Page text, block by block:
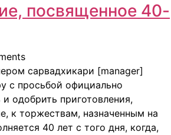
посвященное 40-
сарвадхикари [manager]
с просьбой официально
одобрить приготовления,
к торжествам, назначенным на
40 лет с того дня, когда,